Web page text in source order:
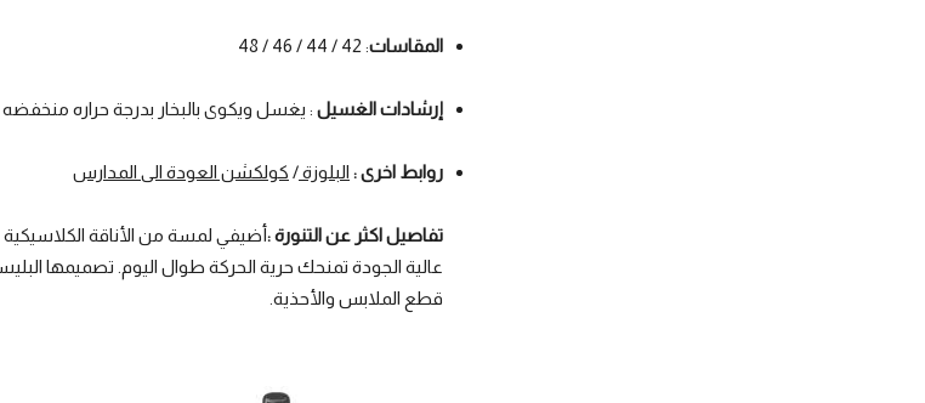
المقاسات: 42 / 44 / 46 / 48
إرشادات الغسيل : يغسل ويكوى بالبخار بدرجة حراره منخفضه 40% ويجفف بالتعليق
روابط اخرى : البلوزة/ كولكشن العودة الى المدارس
تفاصيل اكثر عن التنورة :أضيفي لمسة من الأناقة
عالية الجودة تمنحك حرية الحركة طوال اليوم. تصميمها
قطع الملابس والأحذية.